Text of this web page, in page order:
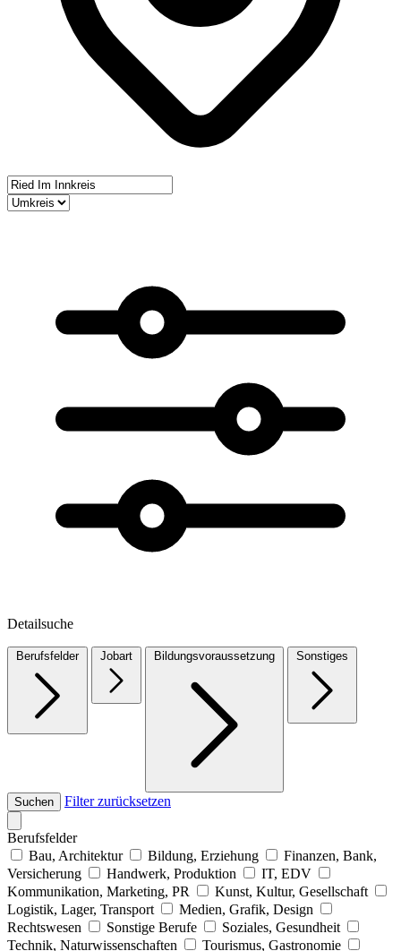
Detailsuche
Berufsfelder Jobart Bildungsvoraussetzung Sonstiges
Suchen Filter zurücksetzen
Berufsfelder
Bau, Architektur
Bildung, Erziehung
Finanzen, Bank,
Versicherung
Handwerk, Produktion
IT, EDV
Kommunikation, Marketing, PR
Kunst, Kultur, Gesellschaft
Logistik, Lager, Transport
Medien, Grafik, Design
Rechtswesen
Sonstige Berufe
Soziales, Gesundheit
Technik, Naturwissenschaften
Tourismus, Gastronomie